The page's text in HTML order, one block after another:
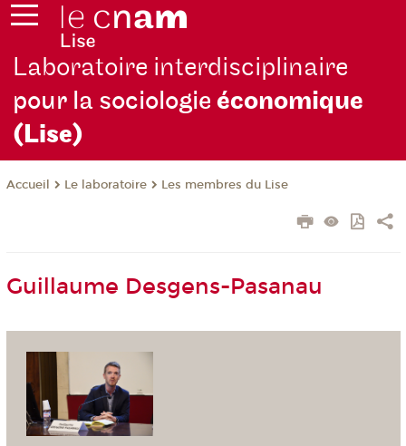
Laboratoire interdisciplinaire
pour la sociologieéconomique
(Lise)
Accueil Le laboratoire Les membres du Lise
Guillaume Desgens-Pasanau